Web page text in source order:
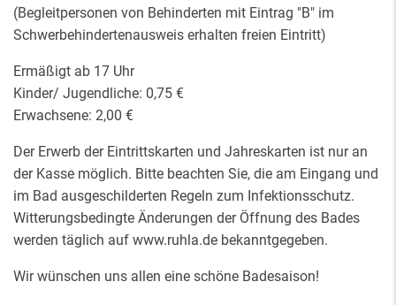
(Begleitpersonen von Behinderten mit Eintrag "B" im
Schwerbehindertenausweis erhalten freien Eintritt)
Ermäßigt ab 17 Uhr
Kinder/ Jugendliche: 0,75 €
Erwachsene: 2,00 €
Der Erwerb der Eintrittskarten und Jahreskarten ist nur an
der Kasse möglich. Bitte beachten Sie, die am Eingang und
im Bad ausgeschilderten Regeln zum Infektionsschutz.
Witterungsbedingte Änderungen der Öffnung des Bades
werden täglich auf www.ruhla.de bekanntgegeben.
Wir wünschen uns allen eine schöne Badesaison!